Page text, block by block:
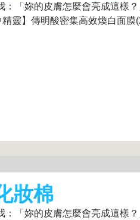
「妳的皮膚怎麼會亮成這樣
靈】傳明酸密集高效煥白面膜
妝棉
「妳的皮膚怎麼會亮成這樣